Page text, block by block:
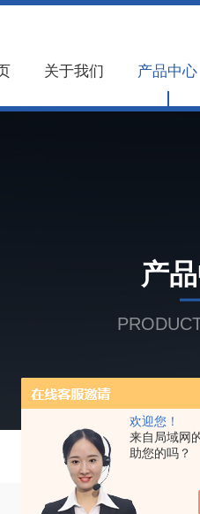
欢迎您！
来自局域网
助您的吗？
关于我们 产品中心
产
当前位置：首